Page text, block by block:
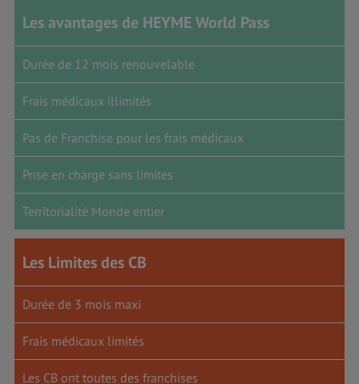
Les avantages de HEYME World Pass
Durée de 12 mois renouvelable
Frais médicaux illimités
Pas de Franchise pour les frais médicaux
Prise en charge sans limites
Territorialité Monde entier
Les Limites des CB
Durée de 3 mois maxi
Frais médicaux limités
Les CB ont toutes des franchises